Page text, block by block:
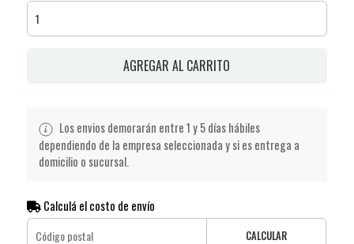
AGREGAR AL CARRITO
Los envios demorarán entre 1 y 5 días hábiles
dependiendo de la empresa seleccionada y si es entrega a
domicilio o sucursal.
Calculá el costo de envío
CALCULAR